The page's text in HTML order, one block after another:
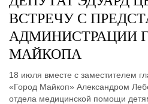
ВСТРЕЧУ С
АДМИНИСТРАЦИИ
МАЙКОПА
18 июля вместе с заместителем
«Город Майкоп» Александром
отдела медицинской помощи